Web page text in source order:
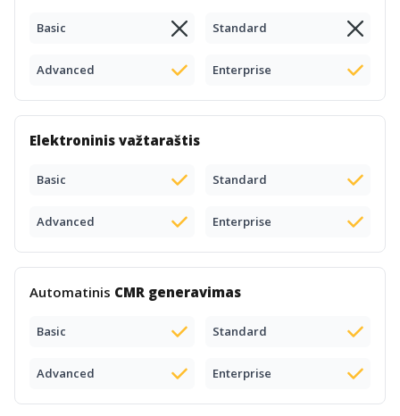
Basic Standard
Advanced Enterprise
Elektroninis važtaraštis
Basic Standard
Advanced Enterprise
Automatinis CMR generavimas
Basic Standard
Advanced Enterprise